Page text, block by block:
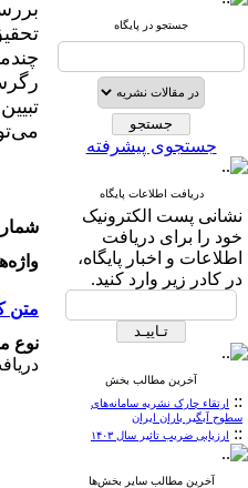
جستجو در پایگاه
جستجوی پیشرفته
دریافت اطلاعات پایگاه
نشانی پست الکترونیک
خود را برای دریافت
اطلاعات و اخبار پایگاه،
در کادر زیر وارد کنید.
آخرین مطالب بخش
:: ارتقاء چارک نشریه سامانه‌های
سطوح آبگیر باران ایران
:: ارزیابی ضریب تاثیر سال ۱۴۰۳
آخرین مطالب سایر بخش‌ها
چندمتغیره
متن
نوع
دریافت: 1401/3/11 | ویرایش نهایی: 1402/3/15 | پذیرش: 1401/